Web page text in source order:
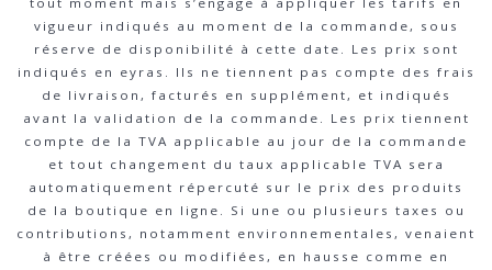
vigueur indiqués au moment de la commande, sous
réserve de disponibilité à cette date. Les prix sont
indiqués en eyras. Ils ne tiennent pas compte des frais
de livraison, facturés en supplément, et indiqués
avant la validation de la commande. Les prix tiennent
compte de la TVA applicable au jour de la commande
et tout changement du taux applicable TVA sera
automatiquement répercuté sur le prix des produits
de la boutique en ligne. Si une ou plusieurs taxes ou
contributions, notamment environnementales, venaient
à être créées ou modifiées, en hausse comme en